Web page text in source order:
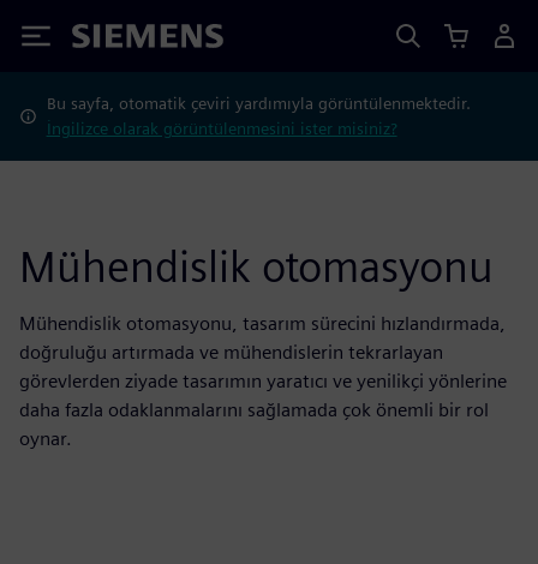
Siemens
Bu sayfa, otomatik çeviri yardımıyla görüntülenmektedir.
İngilizce olarak görüntülenmesini ister misiniz?
Mühendislik otomasyonu
Mühendislik otomasyonu, tasarım sürecini hızlandırmada,
doğruluğu artırmada ve mühendislerin tekrarlayan
görevlerden ziyade tasarımın yaratıcı ve yenilikçi yönlerine
daha fazla odaklanmalarını sağlamada çok önemli bir rol
oynar.